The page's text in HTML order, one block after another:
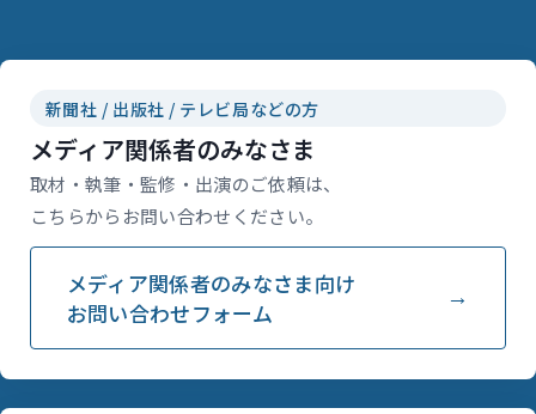
新聞社 / 出版社 / テレビ局などの方
メディア関係者のみなさま
取材・執筆・監修・出演のご依頼は、
こちらからお問い合わせください。
メディア関係者のみなさま向け
お問い合わせフォーム